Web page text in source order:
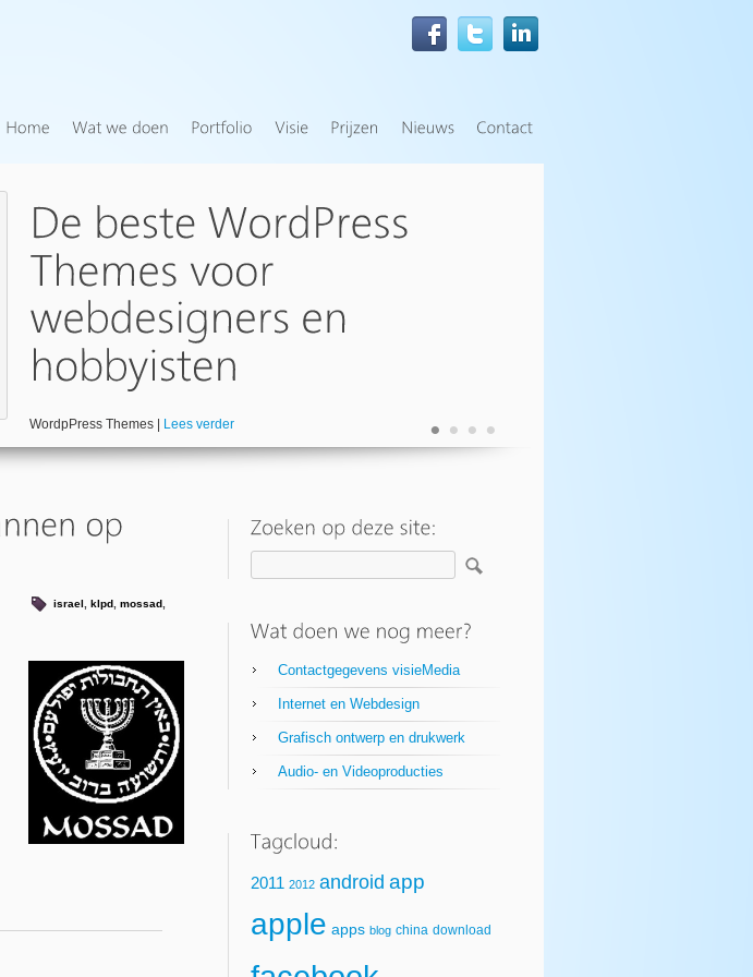
WordpPress Themes | Lees verder • • • •
israel klpd, mossad,
Contactgegevens visieMedia
Internet en Webdesign
Grafisch ontwerp en drukwerk
Audio- en Videoproducties
2011 2012 android app
apple apps blog china download